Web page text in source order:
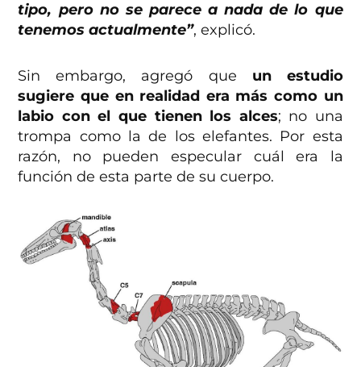
tipo, pero no se parece a nada de lo que
tenemos actualmente”, explicó.
Sin embargo, agregó que un estudio
sugiere que en realidad era más como un
labio con el que tienen los alces; no una
trompa como la de los elefantes. Por esta
razón, no pueden especular cuál era la
función de esta parte de su cuerpo.